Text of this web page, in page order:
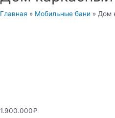
Главная » Мобильные бани » Дом
1.900.000₽